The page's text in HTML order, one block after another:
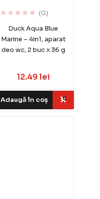
(0)
Duck Aqua Blue
Marine – 4in1, aparat
deo wc, 2 buc x 36 g
12.49 lei
Adaugă în coș